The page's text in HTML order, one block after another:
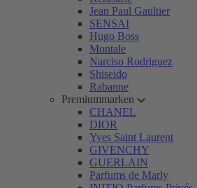
Jean Paul Gaultier
SENSAI
Hugo Boss
Montale
Narciso Rodriguez
Shiseido
Rabanne
Premiummarken
CHANEL
DIOR
Yves Saint Laurent
GIVENCHY
GUERLAIN
Parfums de Marly